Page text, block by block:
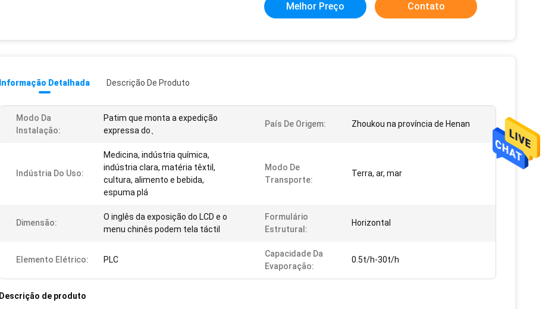
Melhor Preço Contato
Informação Detalhada Descrição De Produto
Modo Da
Instalação:
Patim que monta a expedição
expressa do、
País De Origem: Zhoukou na província de Henan
Indústria Do Uso:
Medicina, indústria química,
indústria clara, matéria têxtil,
cultura, alimento e bebida,
espuma plá
Modo De
Transporte:
Terra, ar, mar
Dimensão:
O inglês da exposição do LCD e o
menu chinês podem tela táctil
Formulário
Estrutural:
Horizontal
Elemento Elétrico: PLC
Capacidade Da
Evaporação:
0.5t/h-30t/h
Descrição de produto